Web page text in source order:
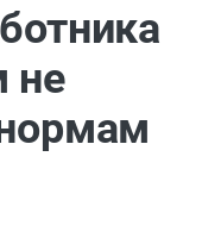
трудовых и ГПХ-
не